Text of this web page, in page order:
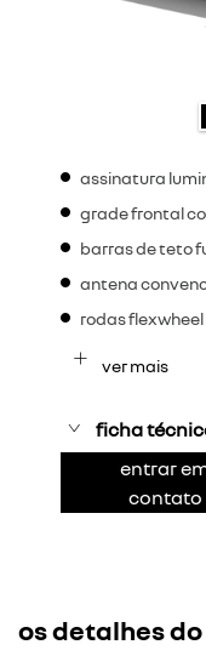
assinatura
grade frontal
barras de teto
antena
rodas flexwheel
ver mais
ficha
entrar
contato
os detalhes